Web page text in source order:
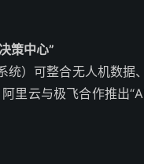
策中心”
统）可整合无人机数据
里云与极飞合作推出